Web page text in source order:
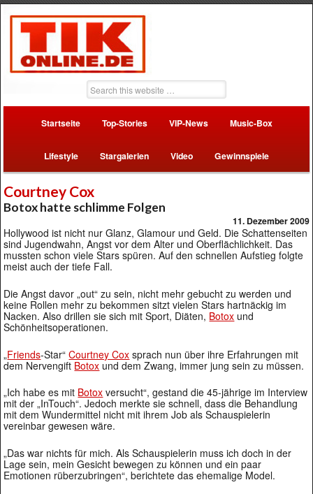
Startseite Top-Stories VIP-News Music-Box
Lifestyle Stargalerien Video Gewinnspiele
Courtney Cox
Botox hatte schlimme Folgen
11. Dezember 2009
Hollywood ist nicht nur Glanz, Glamour und Geld. Die Schattenseiten
sind Jugendwahn, Angst vor dem Alter und Oberflächlichkeit. Das
mussten schon viele Stars spüren. Auf den schnellen Aufstieg folgte
meist auch der tiefe Fall.
Die Angst davor „out“ zu sein, nicht mehr gebucht zu werden und
keine Rollen mehr zu bekommen sitzt vielen Stars hartnäckig im
Nacken. Also drillen sie sich mit Sport, Diäten, Botox und
Schönheitsoperationen.
„Friends-Star“Courtney Cox sprach nun über ihre Erfahrungen mit
dem Nervengift Botox und dem Zwang, immer jung sein zu müssen.
„Ich habe es mit Botox versucht“, gestand die 45-jährige im Interview
mit der „InTouch“. Jedoch merkte sie schnell, dass die Behandlung
mit dem Wundermittel nicht mit ihrem Job als Schauspielerin
vereinbar gewesen wäre.
„Das war nichts für mich. Als Schauspielerin muss ich doch in der
Lage sein, mein Gesicht bewegen zu können und ein paar
Emotionen rüberzubringen“, berichtete das ehemalige Model.